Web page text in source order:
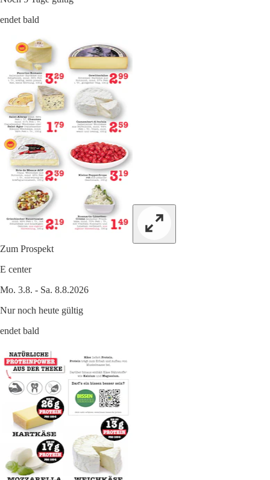
endet bald
Zum Prospekt
E center
Mo. 3.8. - Sa. 8.8.2026
Nur noch heute gültig
endet bald